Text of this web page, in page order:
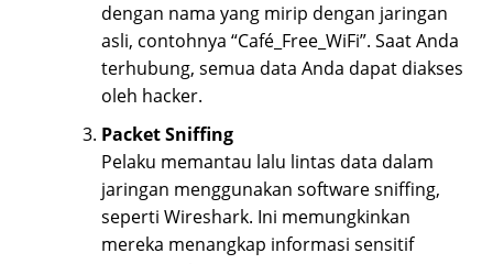
dengan nama yang mirip dengan jaringan
asli, contohnya “Café_Free_WiFi”. Saat Anda
terhubung, semua data Anda dapat diakses
oleh hacker.
Packet Sniffing
Pelaku memantau lalu lintas data dalam
jaringan menggunakan software sniffing,
seperti Wireshark. Ini memungkinkan
mereka menangkap informasi sensitif